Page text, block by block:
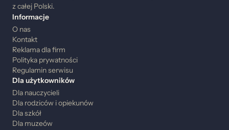
z całej Polski.
Informacje
O nas
Kontakt
Reklama dla firm
Polityka prywatności
Regulamin serwisu
Dla użytkowników
Dla nauczycieli
Dla rodziców i opiekunów
Dla szkół
Dla muzeów